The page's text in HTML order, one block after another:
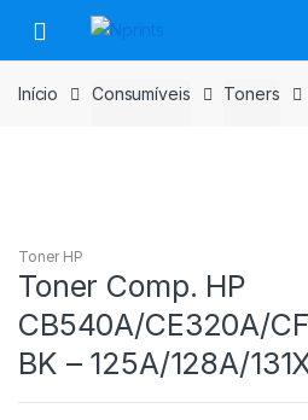
para
navegação
para
o
conteúdo
Início Consumíveis Toners
Toner HP
Toner Comp. HP
CB540A/CE320A/
BK – 125A/128A/